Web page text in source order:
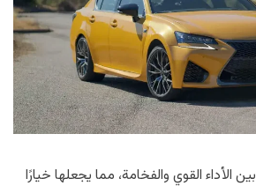
تجمع لكزس GS 2020 بين الأداء القوي والفخامة، مما يجعلها خيارًا